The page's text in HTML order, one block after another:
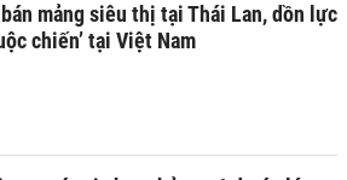
bán mảng siêu thị tại Thái Lan, dồn lực
chiến’ tại Việt Nam